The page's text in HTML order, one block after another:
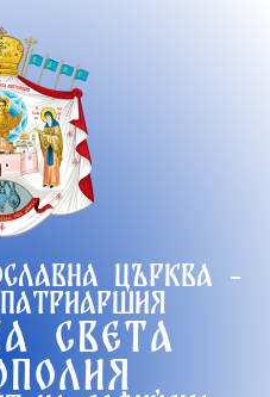
църква -
света